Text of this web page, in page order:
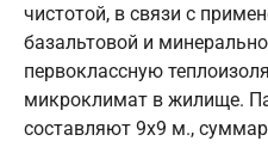
чистотой, в связи с
базальтовой и
первоклассную
микроклимат в жилище.
составляют 9х9 м.,